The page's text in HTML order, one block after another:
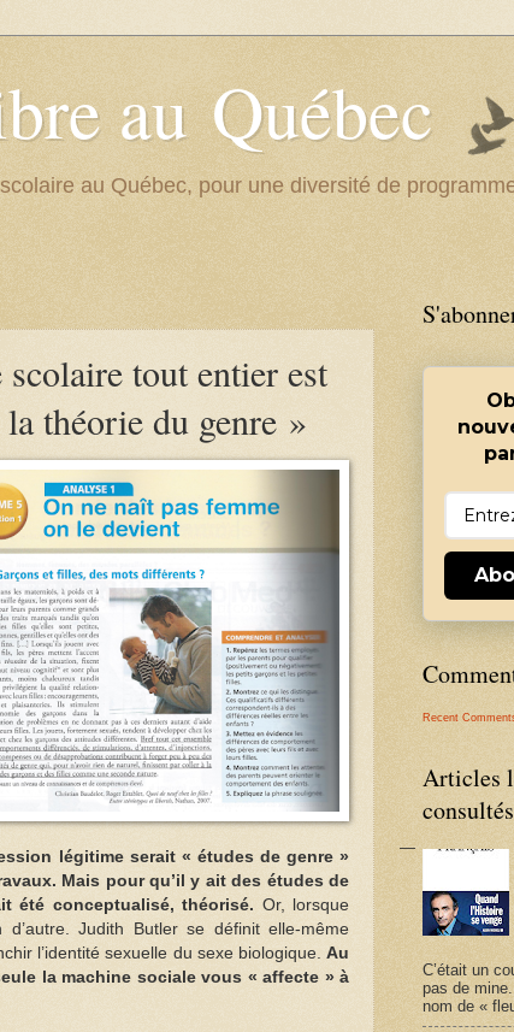
au Québec
au Québec, pour une diversité de
tout entier est
théorie du genre »
légitime serait « études de genre »
Mais pour qu’il y ait des études de
été conceptualisé, théorisé. Or, lorsque
Judith Butler se définit elle-même
l’identité sexuelle du sexe biologique. Au
la machine sociale vous « affecte » à
Recent
Articles
C’était un
pas de
nom de «